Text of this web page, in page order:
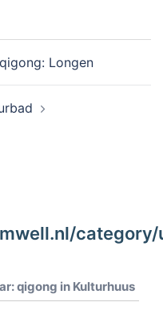
Longen
qigong in Kulturhuus